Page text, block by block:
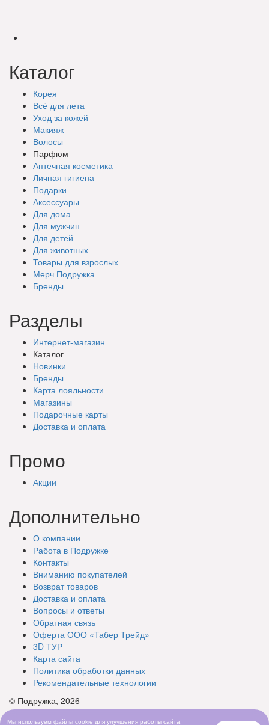
Каталог
Корея
Всё для лета
Уход за кожей
Макияж
Волосы
Парфюм
Аптечная косметика
Личная гигиена
Подарки
Аксессуары
Для дома
Для мужчин
Для детей
Для животных
Товары для взрослых
Мерч Подружка
Бренды
Разделы
Интернет-магазин
Каталог
Новинки
Бренды
Карта лояльности
Магазины
Подарочные карты
Доставка и оплата
Промо
Акции
Дополнительно
О компании
Работа в Подружке
Контакты
Вниманию покупателей
Возврат товаров
Доставка и оплата
Вопросы и ответы
Обратная связь
Оферта ООО «Табер Трейд»
3D ТУР
Карта сайта
Политика обработки данных
Рекомендательные технологии
© Подружка, 2026
Мы используем файлы cookie для улучшения работы сайта.